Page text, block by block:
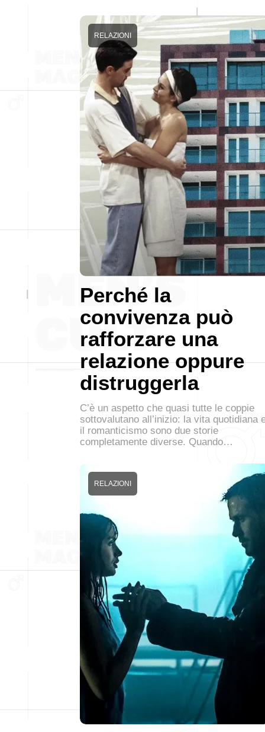
Perché la
convivenza può
rafforzare una
relazione oppure
distruggerla
RELAZIONI
C’è un aspetto che quasi tutte le coppie
sottovalutano all’inizio: la vita quotidiana
il romanticismo sono due storie
completamente diverse. Quando…
RELAZIONI